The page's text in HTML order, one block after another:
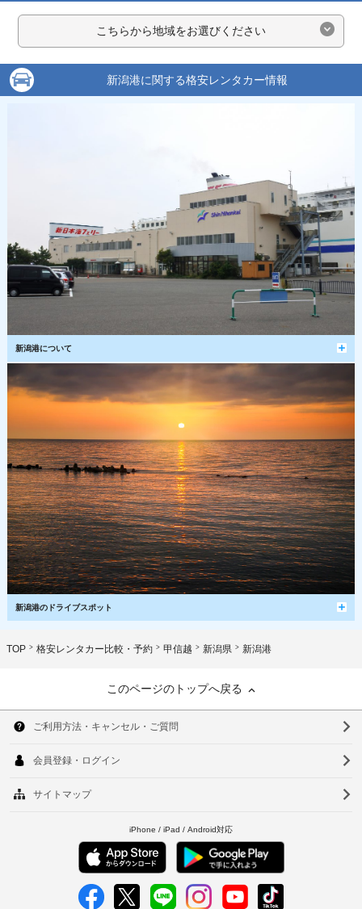
こちらから地域をお選びください
新潟港に関する格安レンタカー情報
新潟港について
新潟港のドライブスポット
TOP 格安レンタカー比較・予約 甲信越 新潟県 新潟港
このページのトップへ戻る